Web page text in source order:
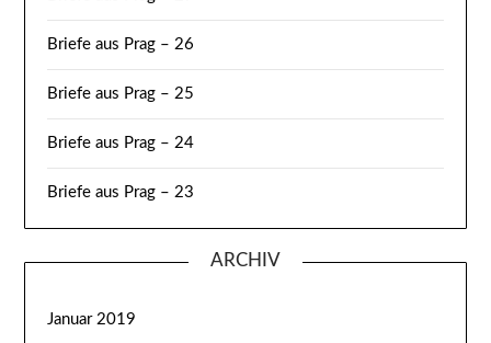
Briefe aus Prag – 26
Briefe aus Prag – 25
Briefe aus Prag – 24
Briefe aus Prag – 23
ARCHIV
Januar 2019